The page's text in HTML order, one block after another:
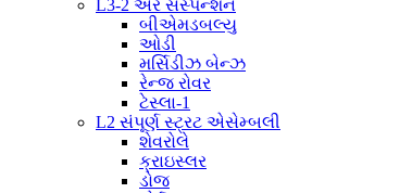
L3-2 એર સસ્પેન્શન
બીએમડબલ્યુ
ઓડી
મર્સિડીઝ બેન્ઝ
રેન્જ રોવર
ટેસ્લા-1
L2 સંપૂર્ણ સ્ટ્રટ એસેમ્બલી
શેવરોલે
ક્રાઇસ્લર
ડોજ